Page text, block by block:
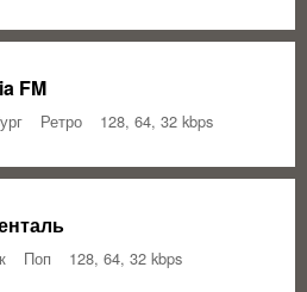
FM
Ретро 128, 64, 32 kbps
Поп 128, 64, 32 kbps